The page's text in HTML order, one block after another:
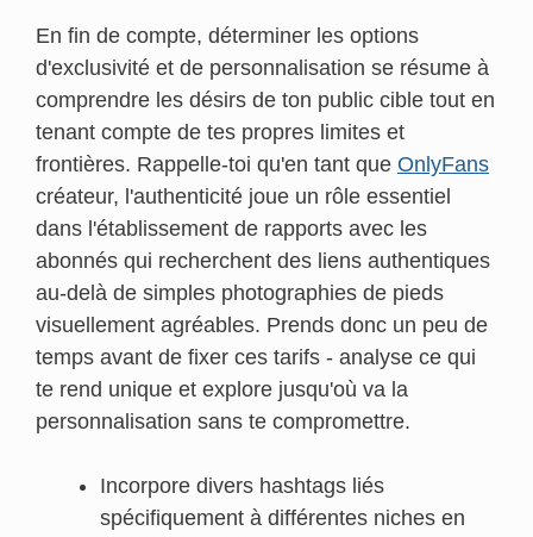
En fin de compte, déterminer les options
d'exclusivité et de personnalisation se résume à
comprendre les désirs de ton public cible tout en
tenant compte de tes propres limites et
frontières. Rappelle-toi qu'en tant que OnlyFans
créateur, l'authenticité joue un rôle essentiel
dans l'établissement de rapports avec les
abonnés qui recherchent des liens authentiques
au-delà de simples photographies de pieds
visuellement agréables. Prends donc un peu de
temps avant de fixer ces tarifs - analyse ce qui
te rend unique et explore jusqu'où va la
personnalisation sans te compromettre.
Incorpore divers hashtags liés
spécifiquement à différentes niches en